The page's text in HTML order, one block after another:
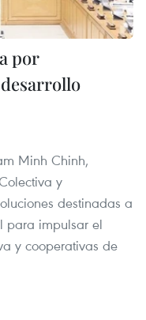
por
Minh Chinh,
y
destinadas a
para impulsar el
y cooperativas de